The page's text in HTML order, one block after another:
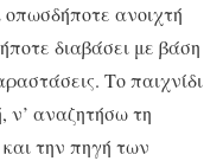
οπωσδήποτε ανοιχτή
διαβάσει με βάση
Το παιχνίδι
ν’ αναζητήσω τη
την πηγή των